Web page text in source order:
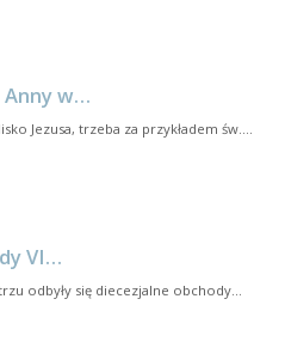
Anny w…
Jezusa, trzeba za przykładem św.…
VI…
odbyły się diecezjalne obchody…